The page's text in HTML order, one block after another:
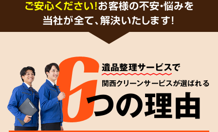
ご安心ください！お客様の不安・悩みを
当社が全て、解決いたします!
遺品整理サービスで
関西クリーンサービスが選ばれる
つの理由